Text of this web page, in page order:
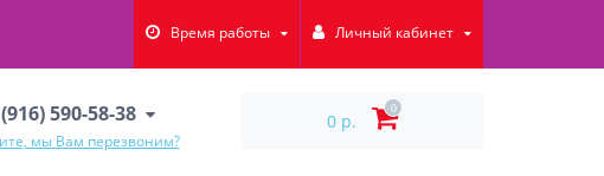
Время работы Личный кабинет
590-58-38
мы Вам перезвоним?
0 р.
0